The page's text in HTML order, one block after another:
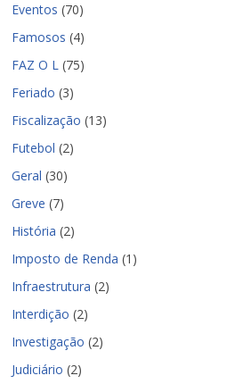
Eventos (70)
Famosos (4)
FAZ O L (75)
Feriado (3)
Fiscalização (13)
Futebol (2)
Geral (30)
Greve (7)
História (2)
Imposto de Renda (1)
Infraestrutura (2)
Interdição (2)
Investigação (2)
Judiciário (2)